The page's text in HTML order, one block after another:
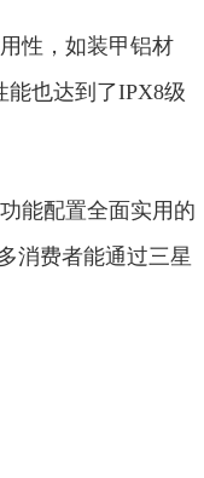
性，如装甲铝材
能也达到了IPX8级
能配置全面实用的
消费者能通过三星